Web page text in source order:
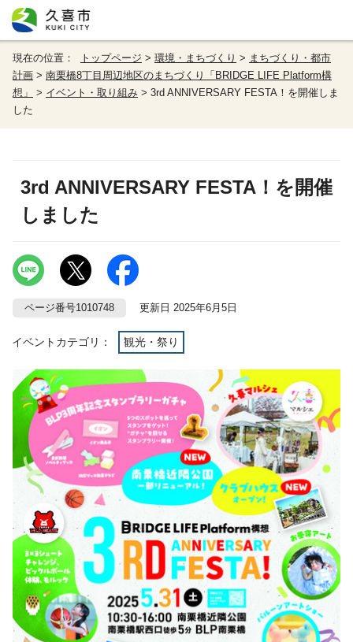
現在の位置： トップページ > 環境・まちづくり > まちづくり・都市
計画 > 南栗橋8丁目周辺地区のまちづくり「BRIDGE LIFE Platform構
想」
> イベント・取り組み > 3rd ANNIVERSARY FESTA！を開催しま
した
3rd ANNIVERSARY FESTA！を開催
しました
ページ番号1010748 更新日 2025年6月5日
イベントカテゴリ： 観光・祭り